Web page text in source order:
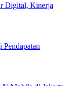
Digital, Kinerja